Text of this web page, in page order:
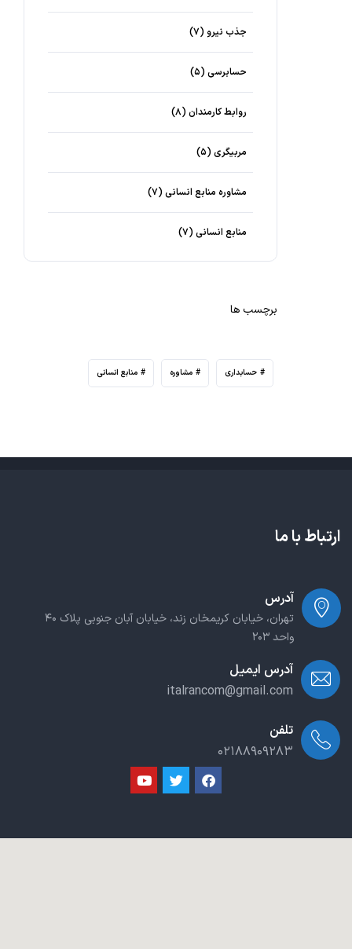
جذب نیرو (۷)
حسابرسی(۵)
روابط کارمندان(۸)
مربیگری(۵)
مشاوره منابع انسانی(۷)
منابع انسانی(۷)
برچسب ها
حسابداری مشاوره منابع انسانی
ارتباط با ما
آدرس
تهران، خیابان کریمخان زند، خیابان آبان جنوبی پلاک ۴۰
واحد ۲۰۳
آدرس ایمیل
italrancom@gmail.com
تلفن
۰۲۱۸۸۹۰۹۲۸۳